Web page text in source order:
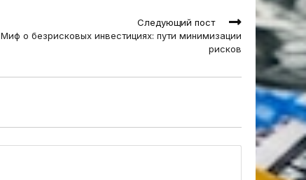
Следующий пост
Миф о безрисковых инвестициях: пути минимизации
рисков